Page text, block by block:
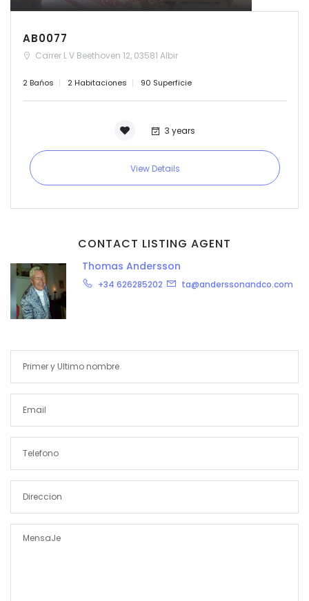
AB0077
Carrer L V Beethoven 12, 03581 Albir
2 Bańos 2 Habitaciones 90 Superficie
3 years
View Details
CONTACT LISTING AGENT
Thomas Andersson
+34 626285202 ta@anderssonandco.com